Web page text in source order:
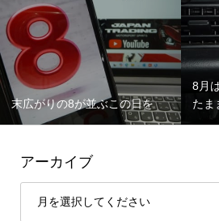
末広がりの8が並ぶこの日を
8月
たま
アーカイブ